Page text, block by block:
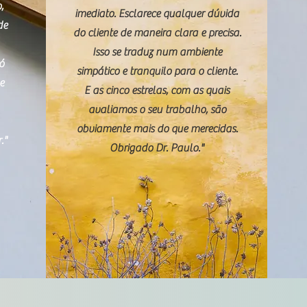
imediato. Esclarece qualquer dúvida
do cliente de maneira clara e precisa.
Isso se traduz num ambiente
simpático e tranquilo para o cliente.
E as cinco estrelas, com as quais
avaliamos o seu trabalho, são
obviamente mais do que merecidas.
Obrigado Dr. Paulo."